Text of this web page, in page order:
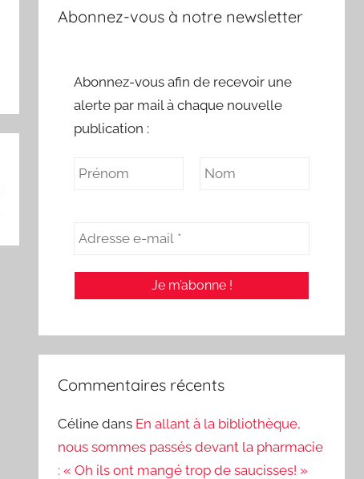
Abonnez-vous à notre newsletter
Abonnez-vous afin de recevoir une
alerte par mail à chaque nouvelle
publication :
Commentaires récents
Céline dans En allant à la bibliothèque,
nous sommes passés devant la pharmacie
: « Oh ils ont mangé trop de saucisses! »